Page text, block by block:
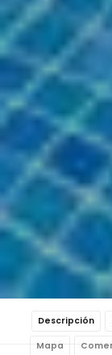
Descripción
Mapa